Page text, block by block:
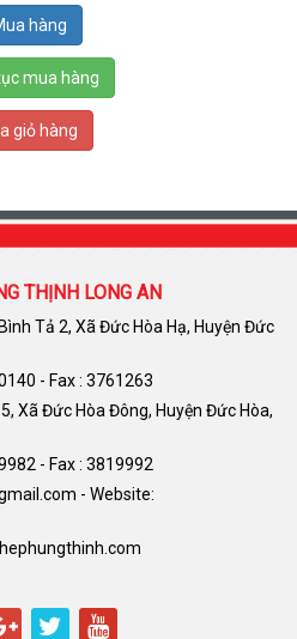
mua hàng
giỏ hàng
THỊNH LONG AN
Tả 2, Xã Đức Hòa Hạ, Huyện Đức
- Fax : 3761263
Xã Đức Hòa Đông, Huyện Đức Hòa,
- Fax : 3819992
- Website: